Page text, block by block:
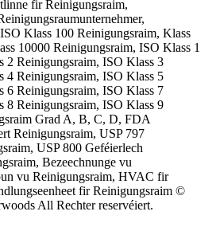
fir Reinigungsraim,
Klass 100 Reinigungsraim, Klass
10000 Reinigungsraim, ISO Klass 1
2 Reinigungsraim, ISO Klass 3
4 Reinigungsraim, ISO Klass 5
6 Reinigungsraim, ISO Klass 7
8 Reinigungsraim, ISO Klass 9
Grad A, B, C, D, FDA
Reinigungsraim, USP 797
USP 800 Geféierlech
Bezeechnunge vu
vu Reinigungsraim, HVAC fir
fir Reinigungsraim ©
All Rechter reservéiert.